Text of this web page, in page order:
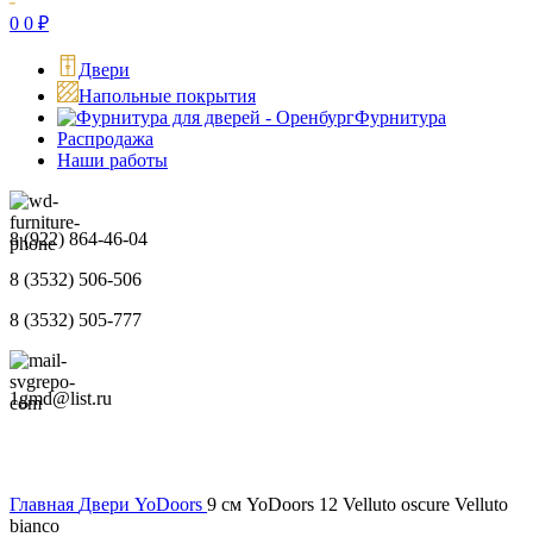
0 0 ₽
Двери
Напольные покрытия
Фурнитура
Распродажа
Наши работы
8 (922) 864-46-04
8 (3532) 506-506
8 (3532) 505-777
1gmd@list.ru
Главная Двери YoDoors 9 см YoDoors 12 Velluto oscure Velluto
bianco